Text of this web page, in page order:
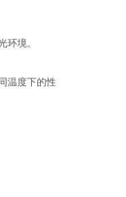
境。
温度下的性